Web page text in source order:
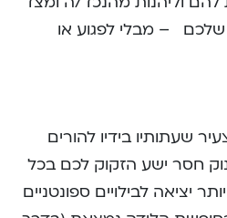
– מבלי לפגוע או
שעתותיו בידיו להורים
חסר ישע הזקוק לכם בכל
יציאה לבילויים ספונטניים